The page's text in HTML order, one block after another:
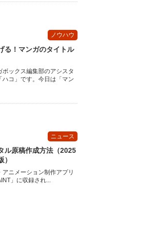
ノウハウ
る！マンガのタイトル
ボックス編集部のアシスタ
ハコ」です。今日は「マン
ニュース
ル原稿作成方法（2025
ニメーション制作アプリ
」に収録され...